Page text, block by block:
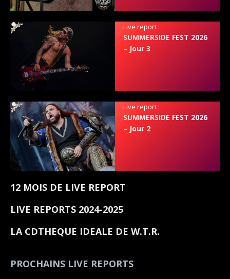
Live report :
SUMMERSIDE FEST 2026
– Jour 3
Live report :
SUMMERSIDE FEST 2026
– Jour 2
12 MOIS DE LIVE REPORT
LIVE REPORTS 2024-2025
LA CDTHEQUE IDEALE DE W.T.R.
PROCHAINS LIVE REPORTS